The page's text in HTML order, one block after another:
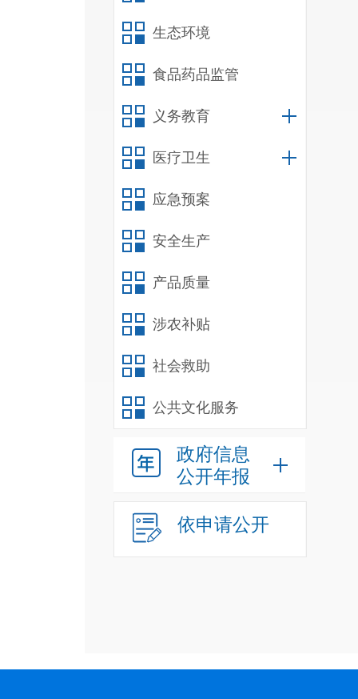
生态环境
食品药品监管
义务教育
医疗卫生
应急预案
安全生产
产品质量
涉农补贴
社会救助
公共文化服务
政府信息
公开年报
依申请公开